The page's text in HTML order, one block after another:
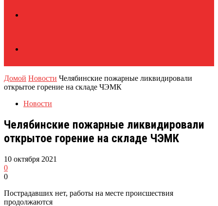
Домой Новости Челябинские пожарные ликвидировали
открытое горение на складе ЧЭМК
Новости
Челябинские пожарные ликвидировали
открытое горение на складе ЧЭМК
10 октября 2021
0
0
Пострадавших нет, работы на месте происшествия
продолжаются